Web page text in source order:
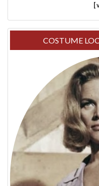
[
COSTUME